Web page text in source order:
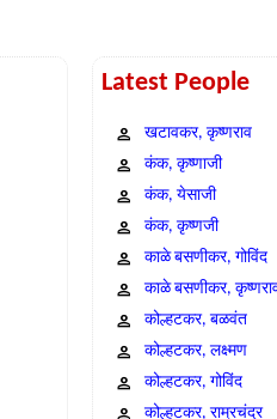
Latest People
खटावकर, कृष्णराव
कंक, कृष्णाजी
कंक, येसाजी
कंक, कृष्णजी
काळे बसणीकर, गोविंद
काळे बसणीकर,
कोल्हटकर, बळवंत
कोल्हटकर, लक्ष्मण
कोल्हटकर, गोविंद
कोल्हटकर, राम्रचंद्र